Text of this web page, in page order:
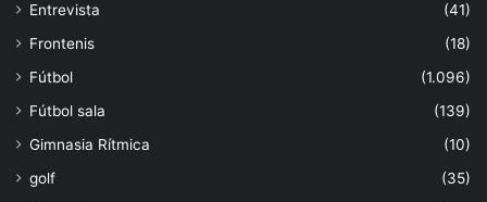
Entrevista
(41)
Frontenis
(18)
Fútbol
(1.096)
Fútbol sala
(139)
Gimnasia Rítmica
(10)
golf
(35)